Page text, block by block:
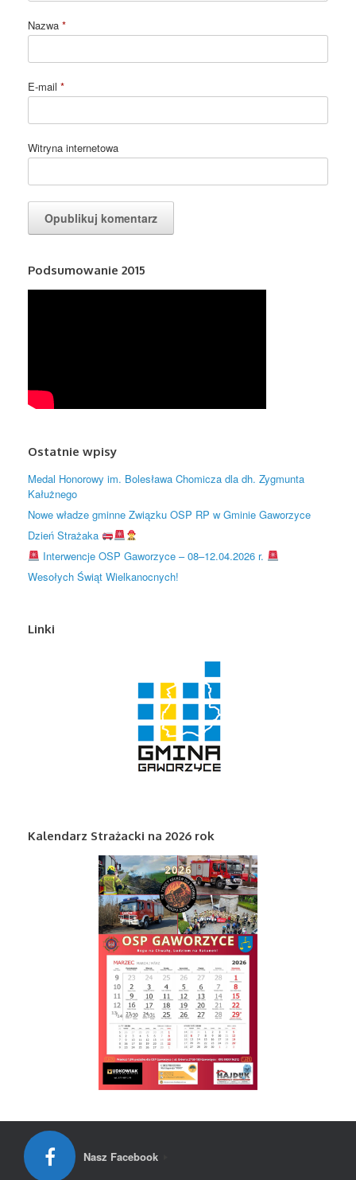
Nazwa *
E-mail *
Witryna internetowa
Podsumowanie 2015
Ostatnie wpisy
Medal Honorowy im. Bolesława Chomicza dla dh. Zygmunta
Kałużnego
Nowe władze gminne Związku OSP RP w Gminie Gaworzyce
Dzień Strażaka
Interwencje OSP Gaworzyce – 08–12.04.2026 r.
Wesołych Świąt Wielkanocnych!
Linki
Kalendarz Strażacki na 2026 rok
Nasz Facebook